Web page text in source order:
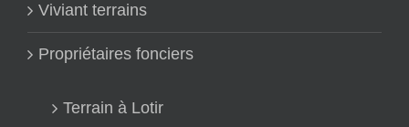
Viviant terrains
Propriétaires fonciers
Terrain à Lotir